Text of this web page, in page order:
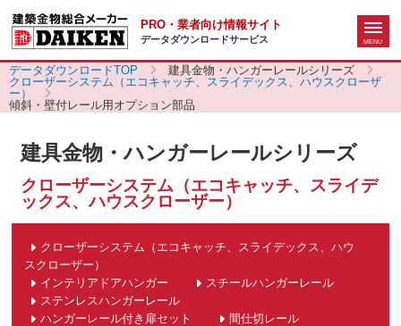
PRO・業者向け情報サイト
データダウンロードサービス
データダウンロードTOP
建具金物・ハンガーレールシリーズ
クローザーシステム（エコキャッチ、スライデックス、ハウスクローザ
ー）
傾斜・壁付レール用オプション部品
建具金物・ハンガーレールシリーズ
クローザーシステム（エコキャッチ、スライデ
ックス、ハウスクローザー）
クローザーシステム（エコキャッチ、スライデックス、ハウ
スクローザー）
インテリアドアハンガー
スチールハンガーレール
ステンレスハンガーレール
ハンガーレール付き扉セット
間仕切レール